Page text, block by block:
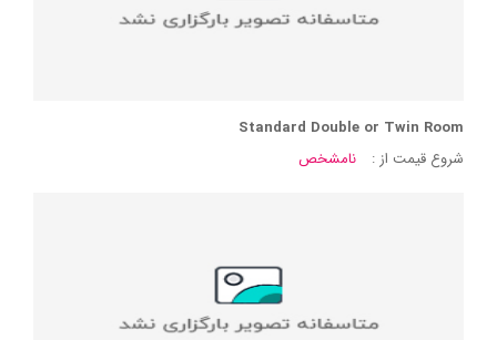
Standard Double or Twin Room
شروع قیمت از :
نامشخص